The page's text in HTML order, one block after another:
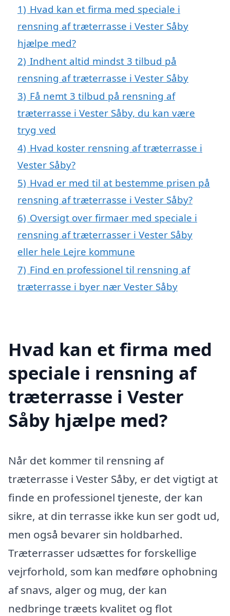
1) Hvad kan et firma med speciale i
rensning af træterrasse i Vester Såby
hjælpe med?
2) Indhent altid mindst 3 tilbud på
rensning af træterrasse i Vester Såby
3) Få nemt 3 tilbud på rensning af
træterrasse i Vester Såby, du kan være
tryg ved
4) Hvad koster rensning af træterrasse i
Vester Såby?
5) Hvad er med til at bestemme prisen på
rensning af træterrasse i Vester Såby?
6) Oversigt over firmaer med speciale i
rensning af træterrasser i Vester Såby
eller hele Lejre kommune
7) Find en professionel til rensning af
træterrasse i byer nær Vester Såby
Hvad kan et firma med
speciale i rensning af
træterrasse i Vester
Såby hjælpe med?
Når det kommer til rensning af
træterrasse i Vester Såby, er det vigtigt at
finde en professionel tjeneste, der kan
sikre, at din terrasse ikke kun ser godt ud,
men også bevarer sin holdbarhed.
Træterrasser udsættes for forskellige
vejrforhold, som kan medføre ophobning
af snavs, alger og mug, der kan
nedbringe træets kvalitet og flot